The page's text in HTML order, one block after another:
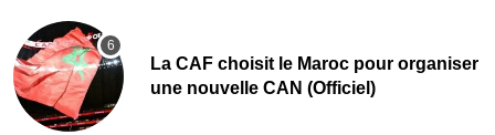
La CAF choisit le Maroc pour organiser
une nouvelle CAN (Officiel)